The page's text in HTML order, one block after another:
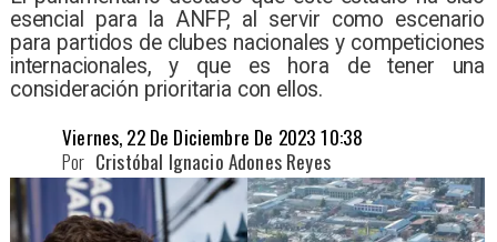
esencial para la ANFP, al servir como escenario
para partidos de clubes nacionales y competiciones
internacionales, y que es hora de tener una
consideración prioritaria con ellos.
Viernes, 22 De Diciembre De 2023 10:38
Cristóbal Ignacio Adones Reyes
Por